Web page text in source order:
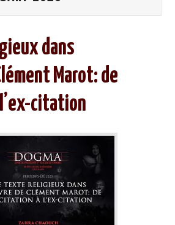
dans
Marot: de
citation